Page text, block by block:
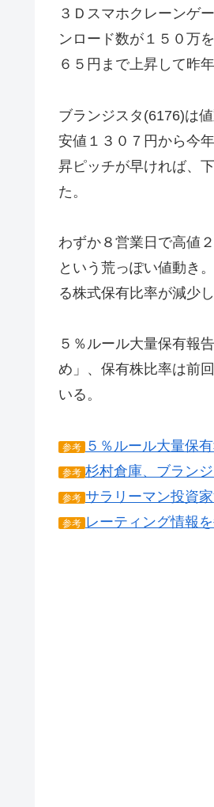
３Ｄスマホクレーンゲ
ンロード数が１５０万
６５円まで上昇して昨
ブランジスタ(6176)は
安値１３０７円から今
昇ピッチが早ければ、
た。
わずか８営業日で高値
という荒っぽい値動き
る株式保有比率が減少
５％ルール大量保有報
め」、保有株比率は前
いる。
参考 ５％ルール大量保
参考 杉村倉庫、ブラン
参考 サラリーマン投資
参考 レーティング情報